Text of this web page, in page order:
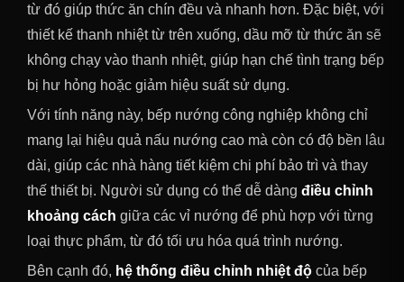
từ đó giúp thức ăn chín đều và nhanh hơn. Đặc biệt, với
thiết kế thanh nhiệt từ trên xuống, dầu mỡ từ thức ăn sẽ
không chạy vào thanh nhiệt, giúp hạn chế tình trạng bếp
bị hư hỏng hoặc giảm hiệu suất sử dụng.
Với tính năng này, bếp nướng công nghiệp không chỉ
mang lại hiệu quả nấu nướng cao mà còn có độ bền lâu
dài, giúp các nhà hàng tiết kiệm chi phí bảo trì và thay
thế thiết bị. Người sử dụng có thể dễ dàng điều chỉnh
khoảng cách giữa các vỉ nướng để phù hợp với từng
loại thực phẩm, từ đó tối ưu hóa quá trình nướng.
Bên cạnh đó, hệ thống điều chỉnh nhiệt độ của bếp